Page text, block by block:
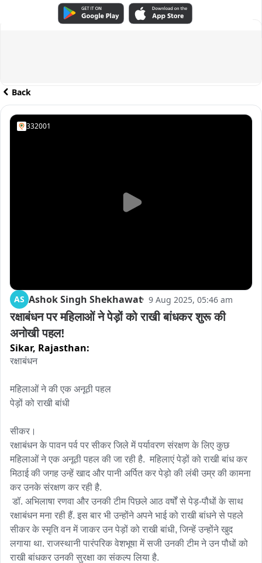
ADVERTISEMENT
Back
332001
AS Ashok Singh Shekhawat 9 Aug 2025, 05:46 am
रक्षाबंधन पर महिलाओं ने पेड़ों को राखी बांधकर शुरू की
अनोखी पहल!
Sikar, Rajasthan:
रक्षाबंधन
महिलाओं ने की एक अनूठी पहल
पेड़ों को राखी बांधी
सीकर।
रक्षाबंधन के पावन पर्व पर सीकर जिले में पर्यावरण संरक्षण के लिए कुछ
महिलाओं ने एक अनूठी पहल की जा रही है.  महिलाएं पेड़ों को राखी बांध कर
मिठाई की जगह उन्हें खाद और पानी अर्पित कर पेड़ो की लंबी उम्र की कामना
कर उनके संरक्षण कर रही है.
रक्षाबंधन मना रही हैं. इस बार भी उन्होंने अपने भाई को राखी बांधने से पहले
सीकर के स्मृति वन में जाकर उन पेड़ों को राखी बांधी, जिन्हें उन्होंने खुद
लगाया था. राजस्थानी पारंपरिक वेशभूषा में सजी उनकी टीम ने उन पौधों को
राखी बांधकर उनकी सुरक्षा का संकल्प लिया है.